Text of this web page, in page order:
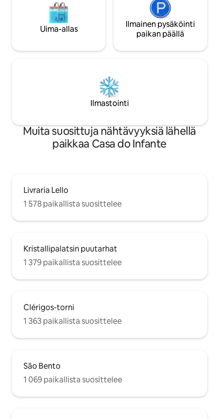
Porton kadulla sijaitseva huoneisto
sijaitsee erinomaisella paikalla kaupungin
historiallisessa keskustassa, lähellä
kauppoja, palveluita, ikonista Ribeiran
rakennukseen, sinun on kiivettävä
Uima-allas
Ilmainen pysäköinti
paikan päällä
Ilmastointi
Muita suosittuja nähtävyyksiä lähellä
paikkaa Casa do Infante
Livraria Lello
1 578 paikallista suosittelee
Kristallipalatsin puutarhat
1 379 paikallista suosittelee
Clérigos-torni
1 363 paikallista suosittelee
São Bento
1 069 paikallista suosittelee